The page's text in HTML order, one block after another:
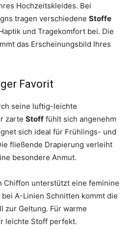
Hochzeitskleides. Bei
tragen verschiedene Stoffe
und Tragekomfort bei. Die
das Erscheinungsbild Ihres
Favorit
seine luftig-leichte
zarte Stoff fühlt sich angenehm
sich ideal für Frühlings- und
fließende Drapierung verleiht
besondere Anmut.
Chiffon unterstützt eine feminine
bei A-Linien Schnitten kommt die
zur Geltung. Für warme
leichte Stoff perfekt.